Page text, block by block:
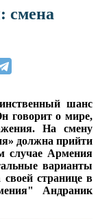
смена
шанс
говорит о мире,
На смену
должна прийти
случае Армения
варианты
странице в
Андраник